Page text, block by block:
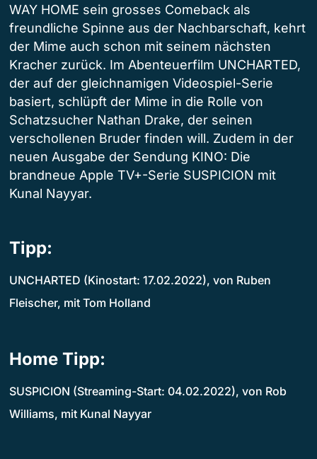
WAY HOME sein grosses Comeback als
freundliche Spinne aus der Nachbarschaft, kehrt
der Mime auch schon mit seinem nächsten
Kracher zurück. Im Abenteuerfilm UNCHARTED,
der auf der gleichnamigen Videospiel-Serie
basiert, schlüpft der Mime in die Rolle von
Schatzsucher Nathan Drake, der seinen
verschollenen Bruder finden will. Zudem in der
neuen Ausgabe der Sendung KINO: Die
brandneue Apple TV+-Serie SUSPICION mit
Kunal Nayyar.
Tipp:
UNCHARTED (Kinostart: 17.02.2022), von Ruben
Fleischer, mit Tom Holland
Home Tipp:
SUSPICION (Streaming-Start: 04.02.2022), von Rob
Williams, mit Kunal Nayyar